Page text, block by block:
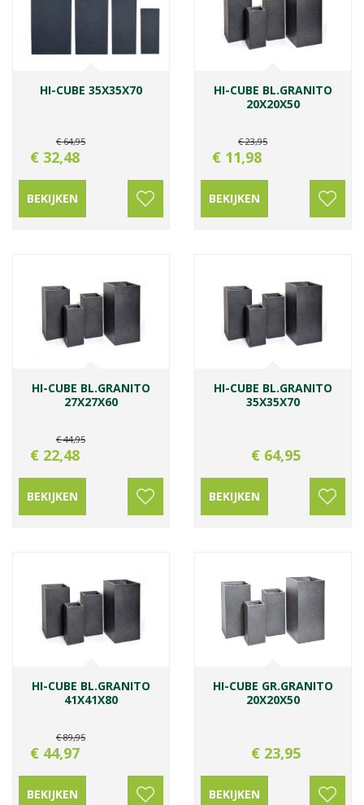
HI-CUBE 35X35X70
€ 64,95
€ 32,48
BEKIJKEN
HI-CUBE BL.GRANITO
20X20X50
€ 23,95
€ 11,98
BEKIJKEN
HI-CUBE BL.GRANITO
27X27X60
€ 44,95
€ 22,48
BEKIJKEN
HI-CUBE BL.GRANITO
35X35X70
€ 64,95
BEKIJKEN
HI-CUBE BL.GRANITO
41X41X80
€ 89,95
€ 44,97
BEKIJKEN
HI-CUBE GR.GRANITO
20X20X50
€ 23,95
BEKIJKEN